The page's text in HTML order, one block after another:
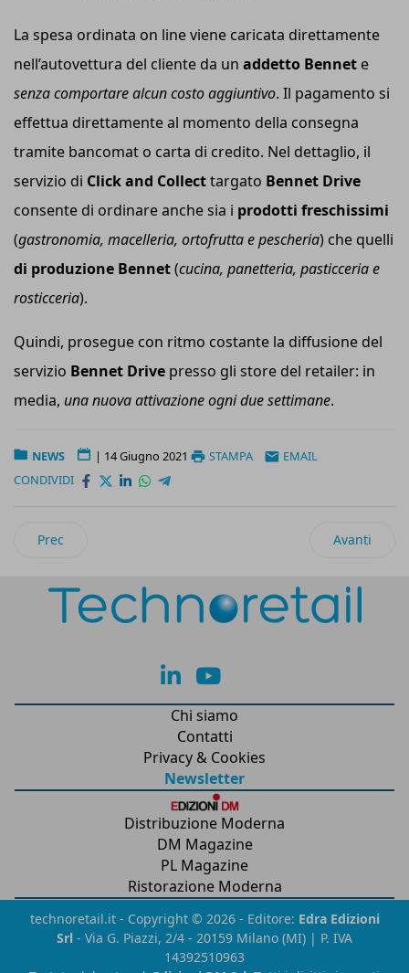
La spesa ordinata on line viene caricata direttamente
nell’autovettura del cliente da un addetto Bennet e
senza comportare alcun costo aggiuntivo. Il pagamento si
effettua direttamente al momento della consegna
tramite bancomat o carta di credito. Nel dettaglio, il
servizio di Click and Collecttargato Bennet Drive
consente di ordinare anche sia i prodotti freschissimi
(gastronomia, macelleria, ortofrutta e pescheria) che quelli
di produzione Bennet(cucina, panetteria, pasticceria e
rosticceria).
Quindi, prosegue con ritmo costante la diffusione del
servizio Bennet Drive presso gli store del retailer: in
media, una nuova attivazione ogni due settimane.
NEWS | 14 Giugno 2021 STAMPA
EMAIL
CONDIVIDI
Articolo precedente: Partnership tra Gabetti e Svicom per
Prec Articolo
Avanti
lk yt
Chi siamo
Contatti
Privacy & Cookies
Newsletter
Distribuzione Moderna
DM Magazine
PL Magazine
Ristorazione Moderna
technoretail.it - Copyright © 2026 - Editore: Edra Edizioni
Srl - Via G. Piazzi, 2/4 - 20159 Milano (MI) | P. IVA
14392510963